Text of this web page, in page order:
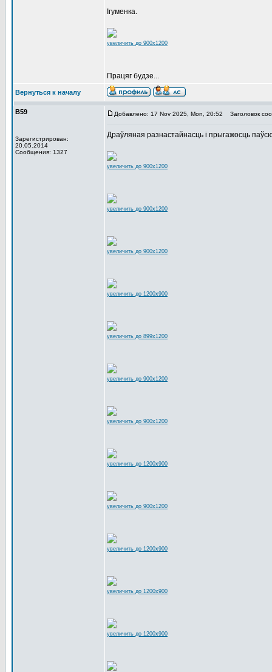
Ігуменка.
увеличить до 900x1200
Працяг будзе...
Вернуться к началу
В59
Зарегистрирован:
20.05.2014
Сообщения: 1327
Добавлено: 17 Nov 2025, Mon, 20:52 Заголовок
Драўляная разнастайнасць і прыгажосць
увеличить до 900x1200
увеличить до 900x1200
увеличить до 900x1200
увеличить до 1200x900
увеличить до 899x1200
увеличить до 900x1200
увеличить до 900x1200
увеличить до 1200x900
увеличить до 900x1200
увеличить до 1200x900
увеличить до 1200x900
увеличить до 1200x900